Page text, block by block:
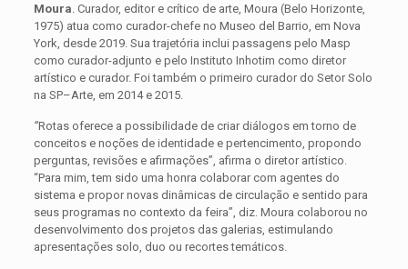
Moura . Curador, editor e crítico de arte, Moura (Belo Horizonte,
1975) atua como curador-chefe no Museo del Barrio, em Nova
York, desde 2019. Sua trajetória inclui passagens pelo Masp
como curador-adjunto e pelo Instituto Inhotim como diretor
artístico e curador. Foi também o primeiro curador do Setor Solo
na SP–Arte, em 2014 e 2015.
“Rotas oferece a possibilidade de criar diálogos em torno de
conceitos e noções de identidade e pertencimento, propondo
perguntas, revisões e afirmações”, afirma o diretor artístico.
“Para mim, tem sido uma honra colaborar com agentes do
sistema e propor novas dinâmicas de circulação e sentido para
seus programas no contexto da feira”, diz. Moura colaborou no
desenvolvimento dos projetos das galerias, estimulando
apresentações solo, duo ou recortes temáticos.